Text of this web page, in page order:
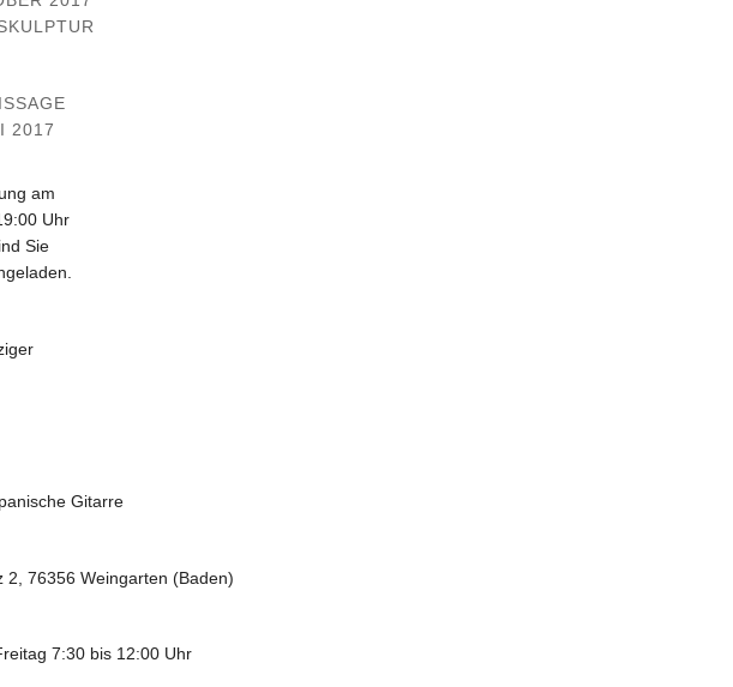
2017
am
Uhr
Sie
Gitarre
76356 Weingarten (Baden)
7:30 bis 12:00 Uhr